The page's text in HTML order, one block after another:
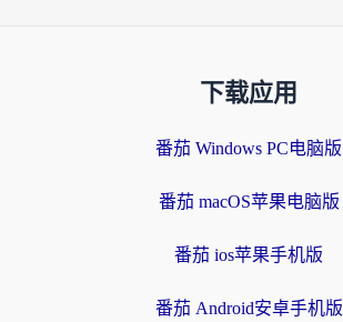
下载应用
番茄 Windows PC电脑版
番茄 macOS苹果电脑版
番茄 ios苹果手机版
番茄 Android安卓手机版